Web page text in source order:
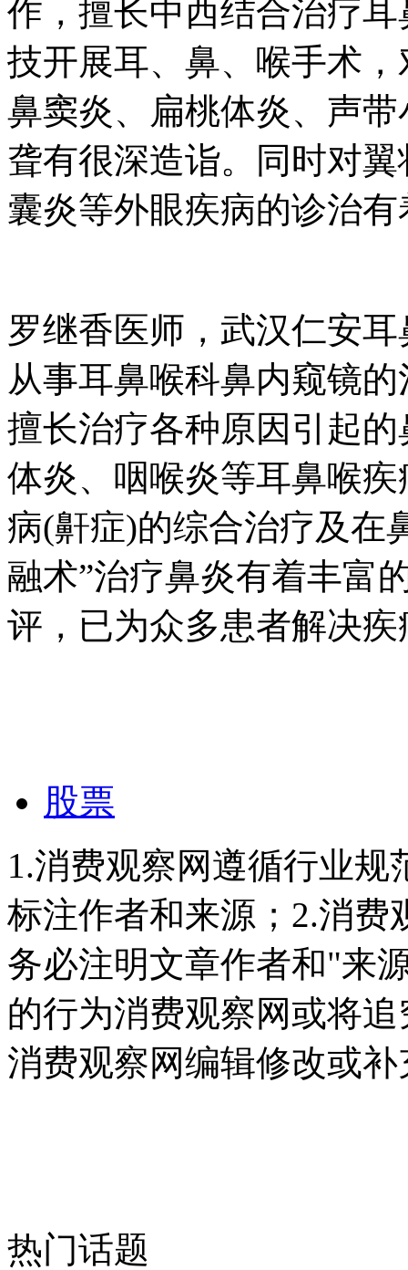
作，擅长中西结合治疗
技开展耳、鼻、喉手术
鼻窦炎、扁桃体炎、声
聋有很深造诣。同时对
囊炎等外眼疾病的诊治
罗继香医师，武汉仁安
从事耳鼻喉科鼻内窥镜
擅长治疗各种原因引起
体炎、咽喉炎等耳鼻喉
病(鼾症)的综合治疗及在
融术”治疗鼻炎有着丰富
评，已为众多患者解决
股票
1.消费观察网遵循行业
标注作者和来源；2.消费
务必注明文章作者和"来
的行为消费观察网或将
消费观察网编辑修改或补
热门话题